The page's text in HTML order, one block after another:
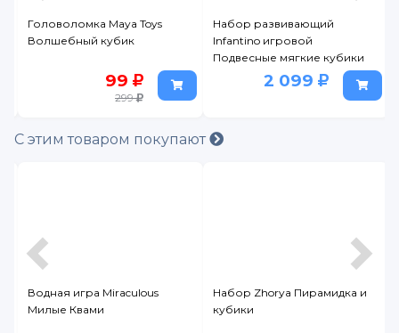
Головоломка Maya Toys
Волшебный кубик
99
299
Набор развивающий
Infantino игровой
Подвесные мягкие кубики
2 099
С этим товаром покупают
Водная игра Miraculous
Милые Квами
Набор Zhorya Пирамидка и
кубики